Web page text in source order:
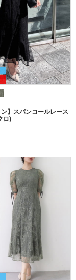
ン】スパンコールレース
ロ)